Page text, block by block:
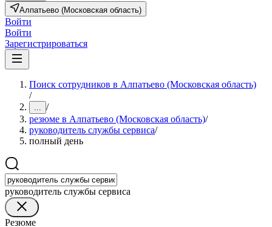
Алпатьево (Московская область)
Войти
Войти
Зарегистрироваться
Поиск сотрудников в Алпатьево (Московская область)
/
... /
резюме в Алпатьево (Московская область)/
руководитель службы сервиса/
полный день
руководитель службы сервиса
Резюме